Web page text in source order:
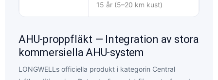
15 år (5–20 km kust)
AHU-proppfläkt — Integration av stora
kommersiella AHU-system
LONGWELLs officiella produkt i kategorin Central